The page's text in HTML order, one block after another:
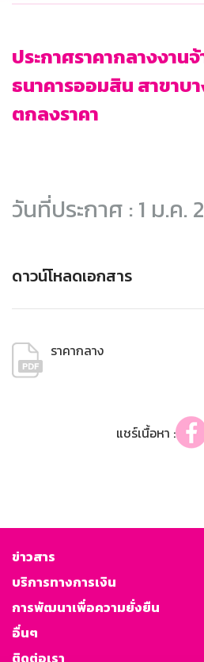
ประกาศราคากลางงาน
ธนาคารออมสิน สาขาบ
ตกลงราคา
วันที่ประกาศ : 1 ม.ค.
ดาวน์โหลดเอกสาร
ราคากลาง
แชร์เนื้อหา :
ข่าวสาร
บริการทางการเงิน
การพัฒนาเพื่อความยั่งยืน
อื่นๆ